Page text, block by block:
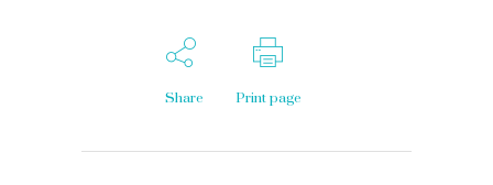
Share Print page